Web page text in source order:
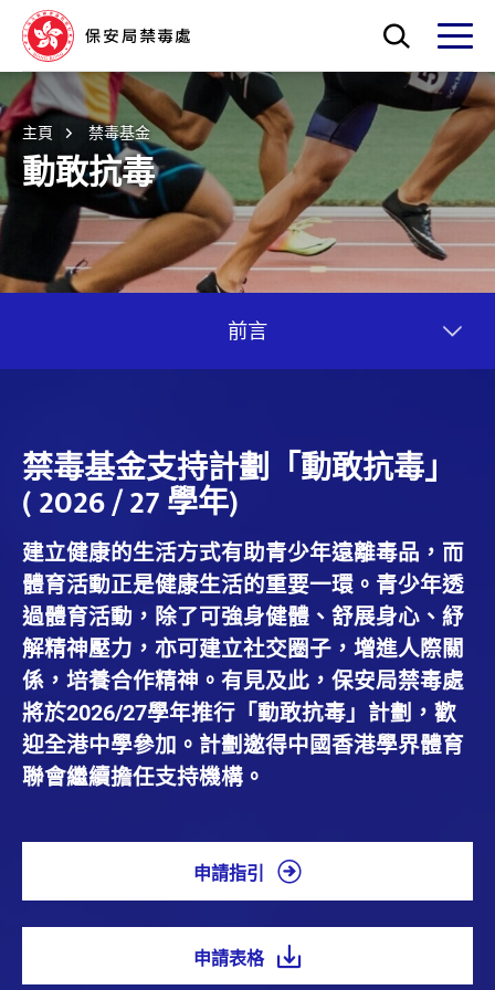
Skip to main content
打開搜索框
打開
主頁 禁毒基金
動敢抗毒
前言
禁毒基金支持計劃「動敢抗毒」
( 2026 / 27 學年)
建立健康的生活方式有助青少年遠離毒品，而
體育活動正是健康生活的重要一環。青少年透
過體育活動，除了可強身健體、舒展身心、紓
解精神壓力，亦可建立社交圈子，增進人際關
係，培養合作精神。有見及此，保安局禁毒處
將於2026/27學年推行「動敢抗毒」計劃，歡
迎全港中學參加。計劃邀得中國香港學界體育
聯會繼續擔任支持機構。
申請指引
申請表格